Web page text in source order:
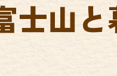
士山と